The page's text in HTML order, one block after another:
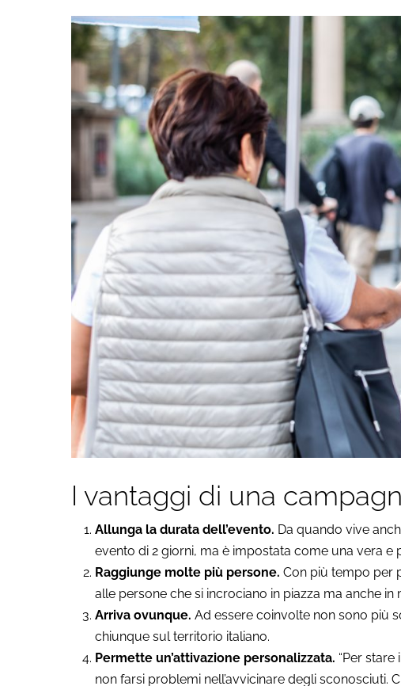
I vantaggi di una
Allunga la durata dell’evento. Da quando vive
evento di 2 giorni, ma è impostata come una vera e
Raggiunge molte più persone. Con più tempo per
alle persone che si incrociano in piazza ma anche
Arriva ovunque. Ad essere coinvolte non sono più
chiunque sul territorio italiano.
Permette un’attivazione personalizzata. “Per
non farsi problemi nell’avvicinare degli sconosciuti.